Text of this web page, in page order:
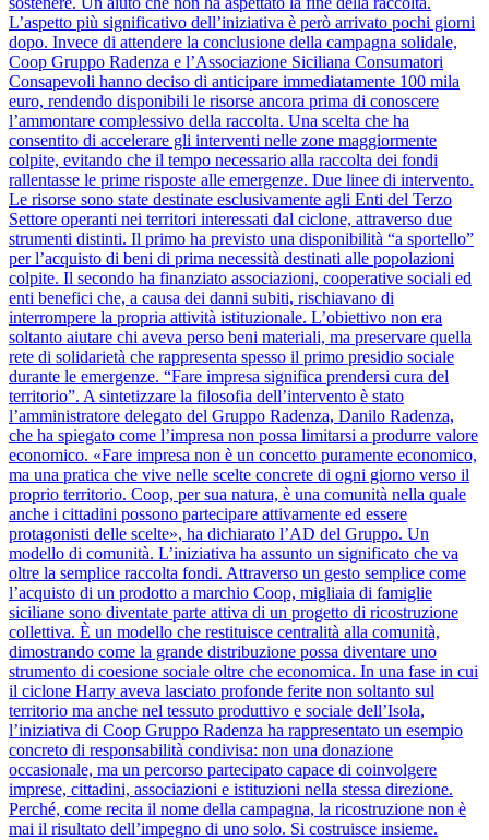
L’aspetto più significativo dell’iniziativa è però arrivato pochi giorni
dopo. Invece di attendere la conclusione della campagna solidale,
Coop Gruppo Radenza e l’Associazione Siciliana Consumatori
Consapevoli hanno deciso di anticipare immediatamente 100 mila
euro, rendendo disponibili le risorse ancora prima di conoscere
l’ammontare complessivo della raccolta. Una scelta che ha
consentito di accelerare gli interventi nelle zone maggiormente
colpite, evitando che il tempo necessario alla raccolta dei fondi
rallentasse le prime risposte alle emergenze. Due linee di intervento.
Le risorse sono state destinate esclusivamente agli Enti del Terzo
Settore operanti nei territori interessati dal ciclone, attraverso due
strumenti distinti. Il primo ha previsto una disponibilità “a sportello”
per l’acquisto di beni di prima necessità destinati alle popolazioni
colpite. Il secondo ha finanziato associazioni, cooperative sociali ed
enti benefici che, a causa dei danni subiti, rischiavano di
interrompere la propria attività istituzionale. L’obiettivo non era
soltanto aiutare chi aveva perso beni materiali, ma preservare quella
rete di solidarietà che rappresenta spesso il primo presidio sociale
durante le emergenze. “Fare impresa significa prendersi cura del
territorio”. A sintetizzare la filosofia dell’intervento è stato
l’amministratore delegato del Gruppo Radenza, Danilo Radenza,
che ha spiegato come l’impresa non possa limitarsi a produrre valore
economico. «Fare impresa non è un concetto puramente economico,
ma una pratica che vive nelle scelte concrete di ogni giorno verso il
proprio territorio. Coop, per sua natura, è una comunità nella quale
anche i cittadini possono partecipare attivamente ed essere
protagonisti delle scelte», ha dichiarato l’AD del Gruppo. Un
modello di comunità. L’iniziativa ha assunto un significato che va
oltre la semplice raccolta fondi. Attraverso un gesto semplice come
l’acquisto di un prodotto a marchio Coop, migliaia di famiglie
siciliane sono diventate parte attiva di un progetto di ricostruzione
collettiva. È un modello che restituisce centralità alla comunità,
dimostrando come la grande distribuzione possa diventare uno
strumento di coesione sociale oltre che economica. In una fase in cui
il ciclone Harry aveva lasciato profonde ferite non soltanto sul
territorio ma anche nel tessuto produttivo e sociale dell’Isola,
l’iniziativa di Coop Gruppo Radenza ha rappresentato un esempio
concreto di responsabilità condivisa: non una donazione
occasionale, ma un percorso partecipato capace di coinvolgere
imprese, cittadini, associazioni e istituzioni nella stessa direzione.
Perché, come recita il nome della campagna, la ricostruzione non è
mai il risultato dell’impegno di uno solo. Si costruisce insieme.